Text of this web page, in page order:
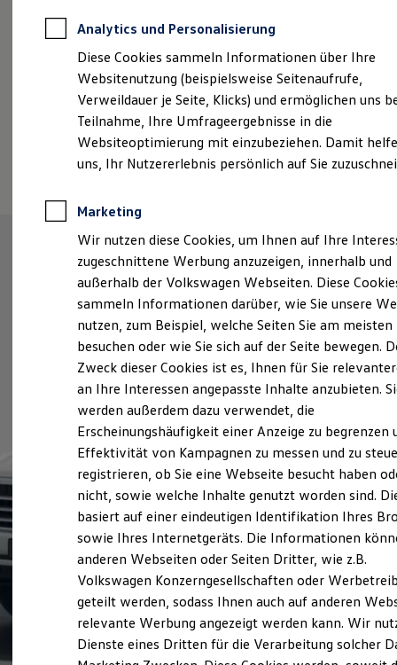
Autokredit mit Schlussrate
Versicherungen und Garantien
Kfz-Versicherung
Restschuldversicherungen
Garantien
Wartungsverträge
Geschäftskunden
Professional Class bei Volkswagen
Großkunden
Behörden
Anpfiff zum Gewinn
Elektroautos
ID. Tutorials
Elektrofahrzeugkonzepte
Reichweite
Reichweite der ID. Modelle
Reichweite im Winter
Laden
Laden unterwegs
Laden Zuhause
Ladezeitensimulator
Batterie
Sicherheit
Garantie und Lebensdauer
Nachhaltigkeit
Technologie
Kosten und Kauf
Verbrauchskosten
Kaufoptionen
E-Auto-Förderung
Software und Konnektivität
Die ID. Software 6
ID. Software Versionen und Updates
Digitale Extras
Schnittstellen zu Ihrem ID.
Impressum & Rechtliches
Analytics und Personalisierung
Diese Cookies sammeln Informationen über Ihre
Websitenutzung (beispielsweise Seitenaufrufe,
Verweildauer je Seite, Klicks) und ermöglichen uns
Teilnahme, Ihre Umfrageergebnisse in die
Websiteoptimierung mit einzubeziehen. Damit
uns, Ihr Nutzererlebnis persönlich auf Sie
Marketing
Wir nutzen diese Cookies, um Ihnen auf Ihre
zugeschnittene Werbung anzuzeigen, innerhalb und
außerhalb der Volkswagen Webseiten. Diese
sammeln Informationen darüber, wie Sie unsere
nutzen, zum Beispiel, welche Seiten Sie am meisten
besuchen oder wie Sie sich auf der Seite bewegen.
Zweck dieser Cookies ist es, Ihnen für Sie
an Ihre Interessen angepasste Inhalte anzubieten.
werden außerdem dazu verwendet, die
Erscheinungshäufigkeit einer Anzeige zu begrenzen
Effektivität von Kampagnen zu messen und zu
registrieren, ob Sie eine Webseite besucht haben
nicht, sowie welche Inhalte genutzt worden sind.
basiert auf einer eindeutigen Identifikation Ihres
sowie Ihres Internetgeräts. Die Informationen
anderen Webseiten oder Seiten Dritter, wie z.B.
Volkswagen Konzerngesellschaften oder
geteilt werden, sodass Ihnen auch auf anderen
relevante Werbung angezeigt werden kann. Wir
Dienste eines Dritten für die Verarbeitung solcher